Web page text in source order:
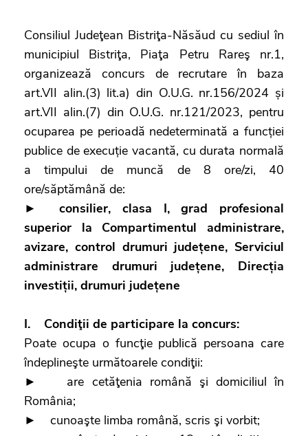
Consiliul Judeţean Bistriţa-Năsăud cu sediul în
municipiul Bistriţa, Piaţa Petru Rareş nr.1,
organizează concurs de recrutare în baza
art.VII alin.(3) lit.a) din O.U.G. nr.156/2024 și
art.VII alin.(7) din O.U.G. nr.121/2023, pentru
ocuparea pe perioadă nedeterminată a funcției
publice de execuție vacantă, cu durata normală
a timpului de muncă de 8 ore/zi, 40
ore/săptămână de:
►consilier, clasa I, grad profesional
superior la Compartimentul administrare,
avizare, control drumuri județene, Serviciul
administrare drumuri județene, Direcția
investiții, drumuri județene
I. Condiţii de participare la concurs:
Poate ocupa o funcţie publică persoana care
îndeplineşte următoarele condiţii:
► are cetăţenia română şi domiciliul în
România;
► cunoaşte limba română, scris şi vorbit;